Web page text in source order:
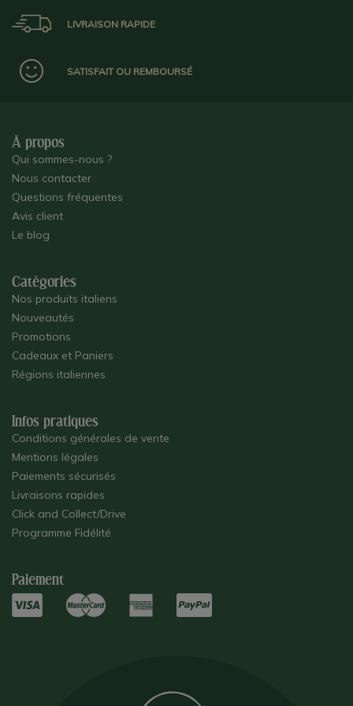
LIVRAISON RAPIDE
SATISFAIT OU REMBOURSÉ
À propos
Qui sommes-nous ?
Nous contacter
Questions fréquentes
Avis client
Le blog
Catégories
Nos produits italiens
Nouveautés
Promotions
Cadeaux et Paniers
Régions italiennes
Infos pratiques
Conditions générales de vente
Mentions légales
Paiements sécurisés
Livraisons rapides
Click and Collect/Drive
Programme Fidélité
Paiement